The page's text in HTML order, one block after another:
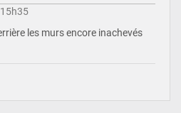
les murs encore inachevés